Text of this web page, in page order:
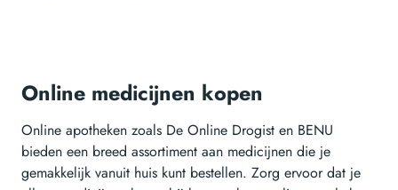
Online medicijnen kopen
Online apotheken zoals De Online Drogist en BENU
bieden een breed assortiment aan medicijnen die je
gemakkelijk vanuit huis kunt bestellen. Zorg ervoor dat je